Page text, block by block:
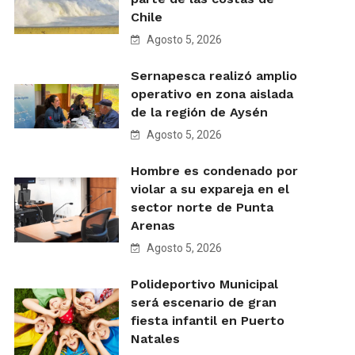
Chile
Agosto 5, 2026
Sernapesca realizó amplio
operativo en zona aislada
de la región de Aysén
Agosto 5, 2026
Hombre es condenado por
violar a su expareja en el
sector norte de Punta
Arenas
Agosto 5, 2026
Polideportivo Municipal
será escenario de gran
fiesta infantil en Puerto
Natales